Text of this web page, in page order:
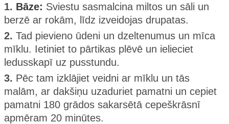
1. Bāze: Sviestu sasmalcina miltos un sāli un
berzē ar rokām, līdz izveidojas drupatas.
2. Tad pievieno ūdeni un dzeltenumus un mīca
mīklu. Ietiniet to pārtikas plēvē un ielieciet
ledusskapī uz pusstundu.
3. Pēc tam izklājiet veidni ar mīklu un tās
malām, ar dakšiņu uzaduriet pamatni un cepiet
pamatni 180 grādos sakarsētā cepeškrāsnī
apmēram 20 minūtes.